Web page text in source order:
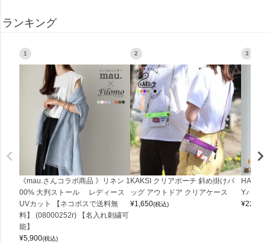
ランキング
1
《mau.さんコラボ商品 》リネン 1
00% 大判ストール レディース
UVカット 【ネコポスで送料無
料】 (08000252r) 【名入れ刺繍可
能】
¥5,900(税込)
2
KAKSI クリアポーチ 斜め掛けバ
ッグ アウトドア クリアケース
¥1,650(税込)
3
Yバッグ
¥22,000